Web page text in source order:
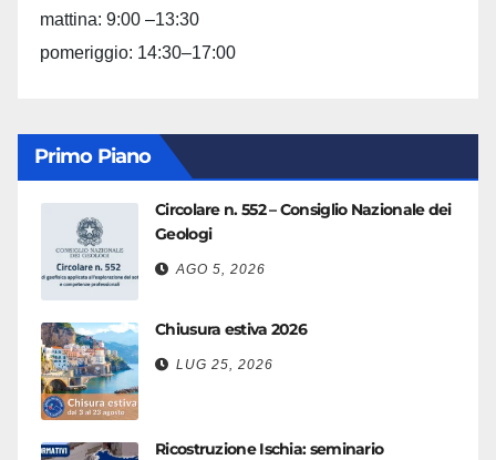
mattina: 9:00 –13:30
pomeriggio: 14:30–17:00
Primo Piano
Circolare n. 552 – Consiglio Nazionale dei
Geologi
AGO 5, 2026
Chiusura estiva 2026
LUG 25, 2026
Ricostruzione Ischia: seminario